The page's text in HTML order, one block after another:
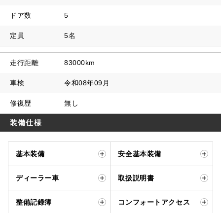
ドア数 5
定員 5名
走行距離 83000km
車検 令和08年09月
修復歴 無し
装備仕様
基本装備 安全基本装備
ディーラー車 取扱説明書
整備記録簿 コンフォートアクセス